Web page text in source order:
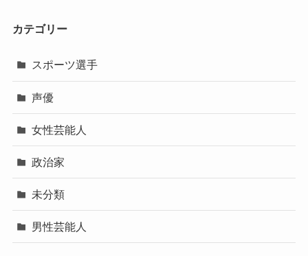
カテゴリー
スポーツ選手
声優
女性芸能人
政治家
未分類
男性芸能人